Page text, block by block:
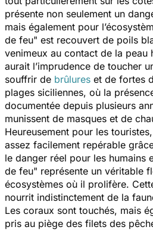
présente non seulement un
mais également pour
de feu" est recouvert de poils
venimeux au contact de la peau
aurait l’imprudence de toucher
souffrir de brûlures et de fortes
plages siciliennes, où la
documentée depuis plusieurs
munissent de masques et de
Heureusement pour les
assez facilement repérable
le danger réel pour les humains
de feu" représente un véritable
écosystèmes où il prolifère.
nourrit indistinctement de la
Les coraux sont touchés, mais
pris au piège des filets des